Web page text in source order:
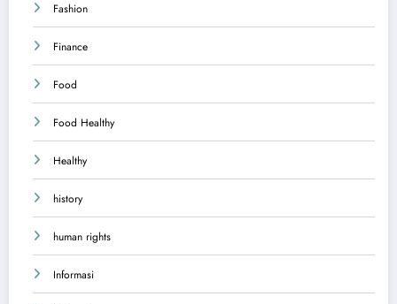
Fashion
Finance
Food
Food Healthy
Healthy
history
human rights
Informasi